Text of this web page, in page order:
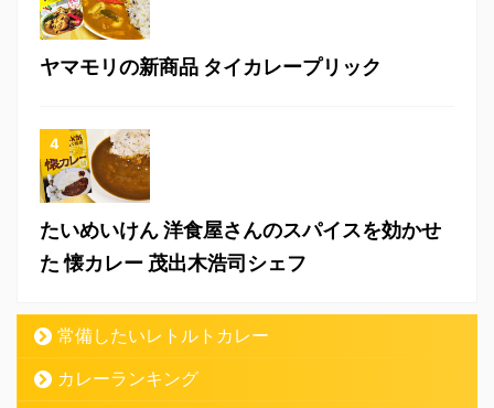
ヤマモリの新商品 タイカレープリック
たいめいけん 洋食屋さんのスパイスを効かせ
た 懐カレー 茂出木浩司シェフ
常備したいレトルトカレー
カレーランキング